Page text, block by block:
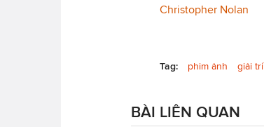
Christopher Nolan
Tag: phim ảnh giải trí
BÀI LIÊN QUAN